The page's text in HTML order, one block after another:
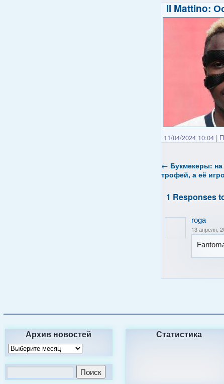
Il Mattino:
11/04/2024 10:04 |
← Букмекеры: на
трофей, а её
1 Responses
roga
13 апреля,
Архив новостей Статистика